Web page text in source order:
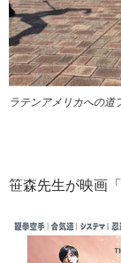
ラテンアメリカへの道
笹森先生が映画